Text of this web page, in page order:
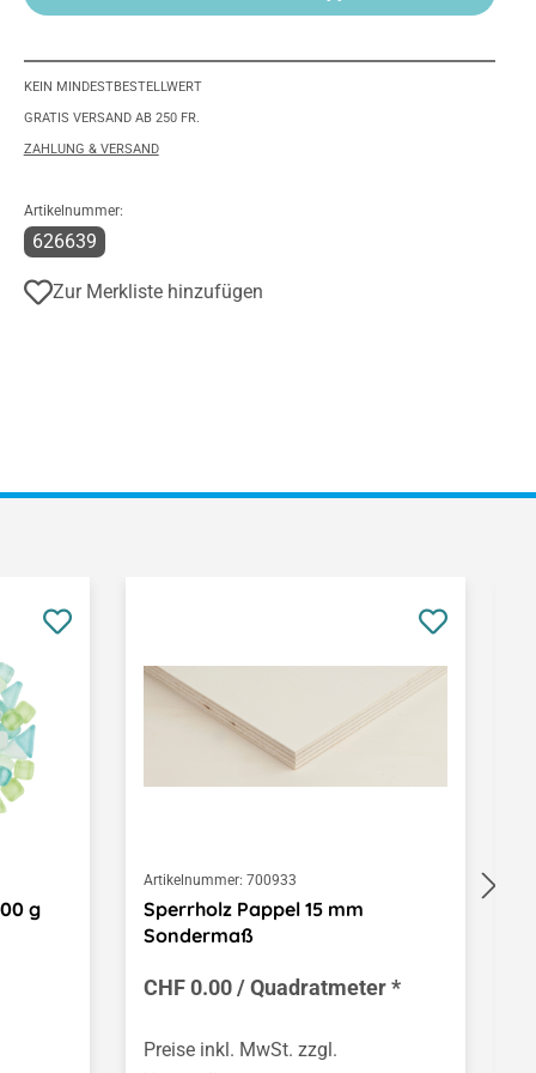
KEIN MINDESTBESTELLWERT
GRATIS VERSAND AB 250 FR.
ZAHLUNG & VERSAND
Artikelnummer:
626639
Zur Merkliste hinzufügen
g
Artikelnummer: 700933
Sperrholz Pappel 15 mm
Sondermaß
CHF 0.00 / Quadratmeter *
Preise inkl. MwSt. zzgl.